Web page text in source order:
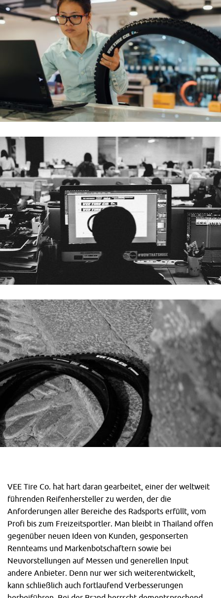
VEE Tire Co. hat hart daran gearbeitet, einer der weltweit
führenden Reifenhersteller zu werden, der die
Anforderungen aller Bereiche des Radsports erfüllt, vom
Profi bis zum Freizeitsportler. Man bleibt in Thailand offen
gegenüber neuen Ideen von Kunden, gesponserten
Rennteams und Markenbotschaftern sowie bei
Neuvorstellungen auf Messen und generellen Input
andere Anbieter. Denn nur wer sich weiterentwickelt,
kann schließlich auch fortlaufend Verbesserungen